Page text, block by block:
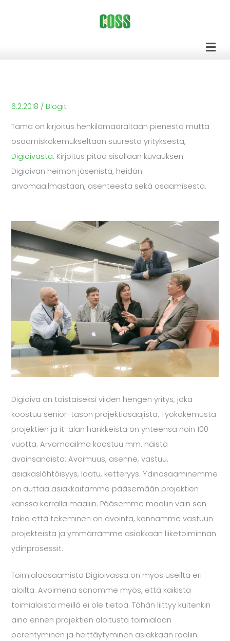
6.2.2018 / Blogit
Tämä on kirjoitus henkilömäärältään pienestä mutta
osaamiskokemukseltaan suuresta yrityksestä,
Digioivasta. Kirjoitus pitää sisällään kuvauksen
Digioivan heimon jäsenistä, heidän
arvomaailmastaan, asenteesta sekä osaamisesta.
Digioiva on toistaiseksi viiden hengen yritys, joka
koostuu senior-tason projektiosaajista. Työkokemusta
projektien ja it-alan hankkeista on yhteensä noin 100
vuotta. Arvomaailma koostuu mm. näistä
avainsanoista: Avoimuus, asenne, vastuu,
asiakaslähtöisyys, laatu, ketteryys. Ydinosaaminemme
on auttaa asiakkaitamme pääsemään projektien
kanssa kerralla maaliin. Pääsemme maaliin vain sen
takia että tekeminen on avointa, kannamme vastuun
projekteista ja ymmärrämme asiakkaan liiketoiminnan
ydinprosessit.
Toimialaosaamista Digioivassa on myös useilta eri
aloilta. Avoimena sanomme myös, että kaikista
toimialoista meillä ei ole tietoa. Tähän liittyy kuitenkin
aina ennen projektien aloitusta toimialaan
perehtyminen ja heittäytyminen asiakkaan rooliin.